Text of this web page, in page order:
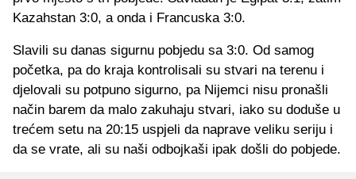
Kazahstan 3:0, a onda i Francuska 3:0.
Slavili su danas sigurnu pobjedu sa 3:0. Od samog
početka, pa do kraja kontrolisali su stvari na terenu i
djelovali su potpuno sigurno, pa Nijemci nisu pronašli
način barem da malo zakuhaju stvari, iako su doduše u
trećem setu na 20:15 uspjeli da naprave veliku seriju i
da se vrate, ali su naši odbojkaši ipak došli do pobjede.